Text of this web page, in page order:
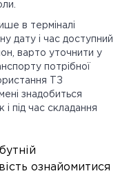
в терміналі
дату і час доступний
варто уточнити у
потрібної
ТЗ
знадобиться
і під час складання
ознайомитися